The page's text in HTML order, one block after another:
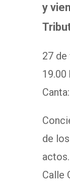
y
27 de
19.00
de
actos.
Calle